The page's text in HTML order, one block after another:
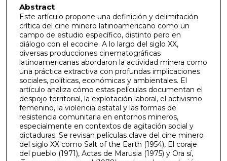
Abstract
Este artículo propone una definición y delimitación
crítica del cine minero latinoamericano como un
campo de estudio específico, distinto pero en
diálogo con el ecocine. A lo largo del siglo XX,
diversas producciones cinematográficas
latinoamericanas abordaron la actividad minera como
una práctica extractiva con profundas implicaciones
sociales, políticas, económicas y ambientales. El
artículo analiza cómo estas películas documentan el
despojo territorial, la explotación laboral, el activismo
femenino, la violencia estatal y las formas de
resistencia comunitaria en entornos mineros,
especialmente en contextos de agitación social y
dictaduras. Se revisan películas clave del cine minero
del siglo XX como Salt of the Earth (1954), El coraje
del pueblo (1971), Actas de Marusia (1975) y Ora sí,